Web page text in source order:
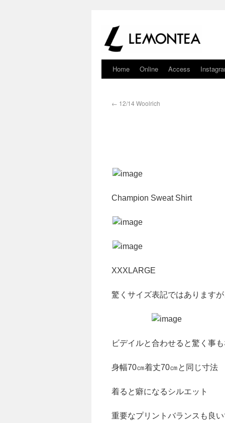
Home Online Access
← 12/14 Woolrich
Champion Sweat Shirt
XXXLARGE
驚くサイズ表記ではあります
ビデイルと合わせると驚く事
身幅70㎝着丈70㎝と同じ寸法
着ると癖になるシルエット
重要なプリントバランスも良い